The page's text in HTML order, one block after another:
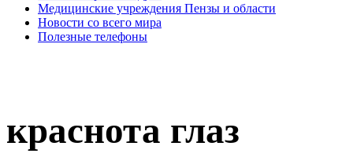
Медицинские учреждения Пензы и области
Новости со всего мира
Полезные телефоны
краснота глаз